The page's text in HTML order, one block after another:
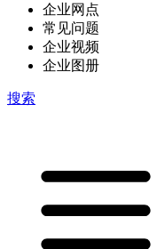
企业网点
常见问题
企业视频
企业图册
搜索